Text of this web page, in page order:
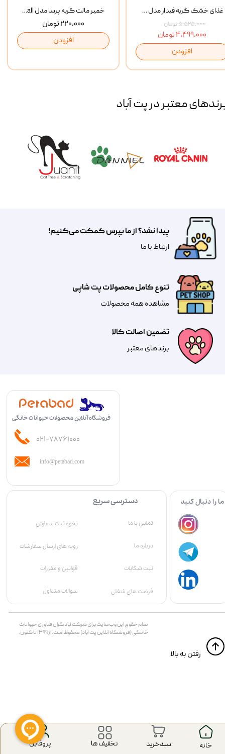
خمیر مالت گربه پرسا مدل Anti Hairball وزن 110 گرم
۲۲۰,۰۰۰ تومان
افزودن
غذای خشک گربه فیدار مدل Adult وزن 10 کیلوگرم
۵,۵۲۵,۰۰۰ تومان
۴,۴۹۹,۰۰۰ تومان
افزودن
معتبر در پت آباد
تضمین اصالت کالا
​​برندهای معتبر​​​​​​​
تنوع کامل محصولات پت شاپی
مشاهده همه محصولات
پیدا نشد؟ از ما بپرس کمکت می‌کنیم!
​​​ارتباط با ما
تمام حقوق اين وب‌سايت برای شرکت آبادگران فناوری حیوانات
خانگی (فروشگاه آنلاین پت آباد) محفوظ است. از ۱۳۹۹ تا کنون.
​​رفتن به بالا
​خانه سبدخرید تخفیف ها پروفایل
info@petabad.com
فروشگاه آنلاین محصولات حیوانات خانگی
۰۲۱-۷۸۷۶۱۰۰۰
نحوه ثبت سفارش
رویه های ارسال سفارشات
قوانین و مقررات
سوالات متداول
تماس با ما
درباره ما
ثبت شکایات
فرصت های شغلی
دسترسی سریع ما را دنبال کنید